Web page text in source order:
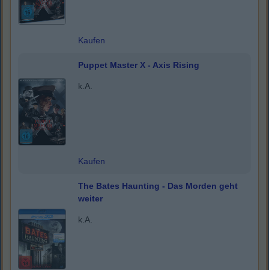
Kaufen
Puppet Master X - Axis Rising
k.A.
Kaufen
The Bates Haunting - Das Morden geht
weiter
k.A.